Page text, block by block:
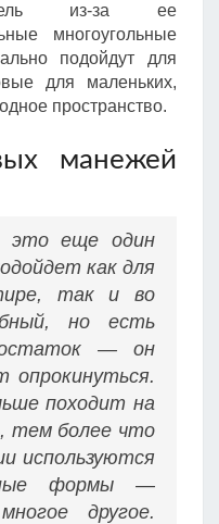
из-за ее
многоугольные
подойдут для
для маленьких,
пространство.
манежей
это еще один
как для
так и во
но есть
— он
опрокинуться.
походит на
тем более что
используются
формы —
другое.